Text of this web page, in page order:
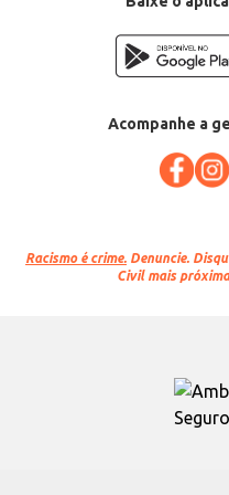
Acompanhe a
Racismo é crime. Denuncie.
Civil mais